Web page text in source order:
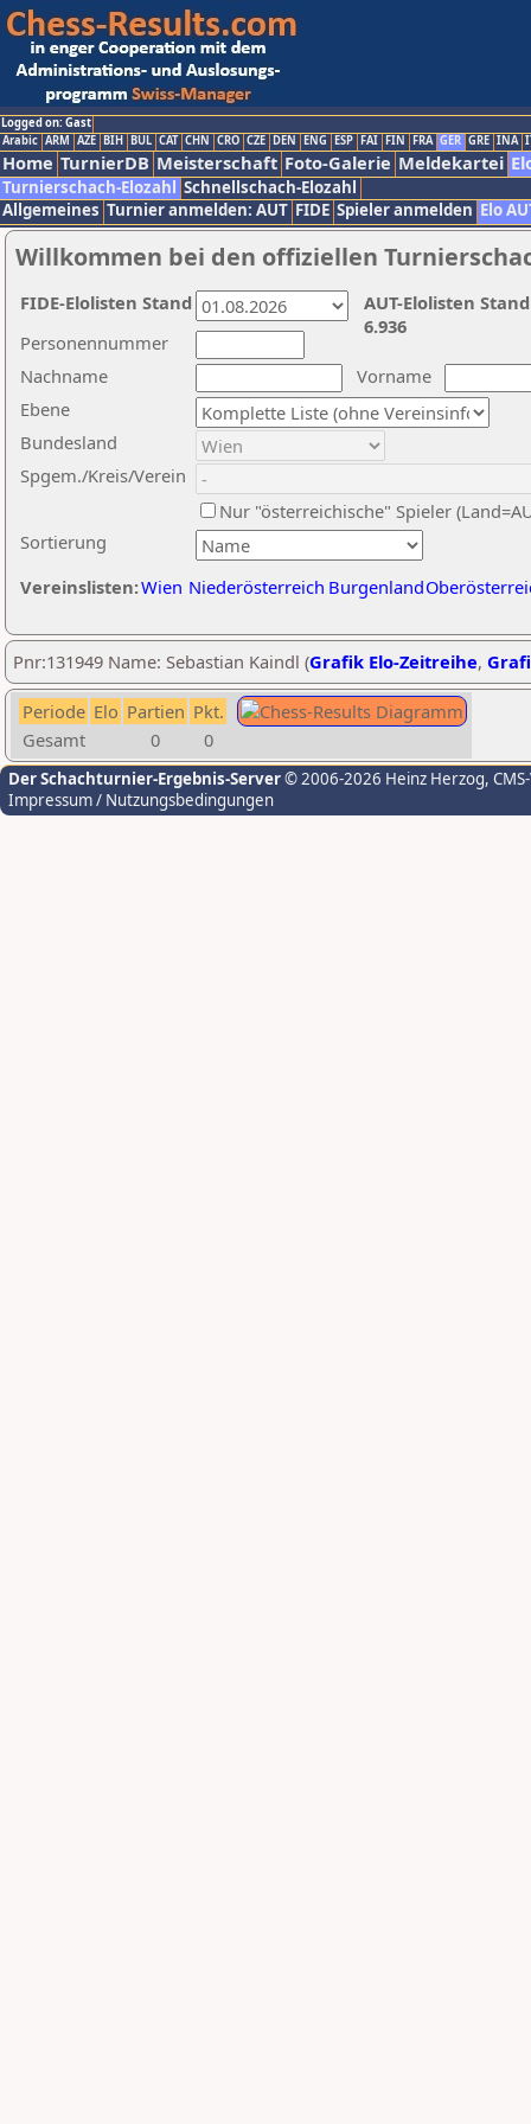
Logged on: Gast
Arabic ARM AZE BIH BUL CAT CHN CRO CZE DEN ENG ESP FAI FIN FRA GER GRE INA
Home TurnierDB Meisterschaft Foto-Galerie Meldekartei
Turnierschach-Elozahl Schnellschach-Elozahl
Allgemeines Turnier anmelden: AUT FIDE Spieler anmelden Elo
Willkommen bei den offiziellen
Nachname
Vorname
Ebene
Sortierung
Personennummer
Bundesland
Spgem./Kreis/Verein
Nur "österreichische" Spieler
Vereinslisten:Wien Niederösterreich Burgenland
AUT-Elolisten
6.936
FIDE-Elolisten Stand
Pnr:131949 Name: Sebastian Kaindl (Grafik Elo-Zeitreihe,
Periode Elo Partien Pkt.
Gesamt
0 0
Der Schachturnier-Ergebnis-Server© 2006-2026 Heinz Herzog,
Impressum / Nutzungsbedingungen